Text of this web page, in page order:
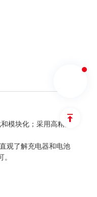
模块化 ； 采用高精度
直观了解充电器和电池
。